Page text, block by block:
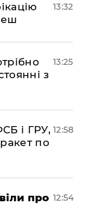
13:32
з
13:25
і ГРУ,
по
12:58
про 12:54